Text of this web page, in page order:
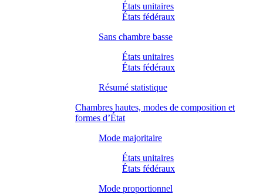
États unitaires
États fédéraux
Sans chambre basse
États unitaires
États fédéraux
Résumé statistique
Chambres hautes, modes de composition et
formes d’État
Mode majoritaire
États unitaires
États fédéraux
Mode proportionnel